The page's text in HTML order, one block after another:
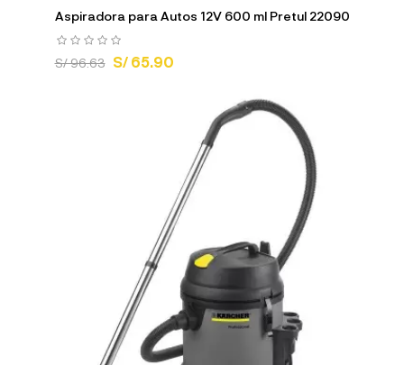
Aspiradora para Autos 12V 600 ml Pretul 22090
S/ 96.63 S/ 65.90